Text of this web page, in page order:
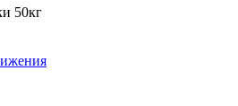
50кг